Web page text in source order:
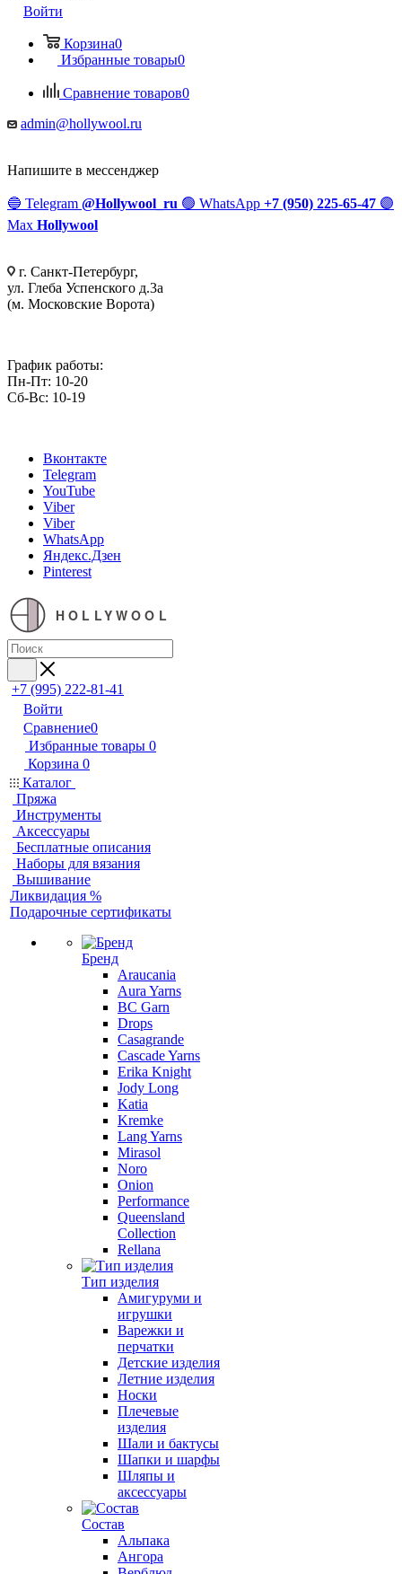
Войти
Корзина0
Избранные товары0
Сравнение товаров0
admin@hollywool.ru
Напишите в мессенджер
🔵 Telegram @Hollywool_ru 🟢 WhatsApp +7 (950) 225-65-47 🟣
Max Hollywool
г. Санкт-Петербург,
ул. Глеба Успенского д.3а
(м. Московские Ворота)
График работы:
Пн-Пт: 10-20
Сб-Вс: 10-19
Вконтакте
Telegram
YouTube
Viber
Viber
WhatsApp
Яндекс.Дзен
Pinterest
HOLLYWOOL
+7 (995) 222-81-41
Войти
Сравнение0
Избранные товары 0
Корзина 0
Каталог
Пряжа
Инструменты
Аксессуары
Бесплатные описания
Наборы для вязания
Вышивание
Ликвидация %
Подарочные сертификаты
Бренд
Araucania
Aura Yarns
BC Garn
Drops
Casagrande
Cascade Yarns
Erika Knight
Jody Long
Katia
Kremke
Lang Yarns
Mirasol
Noro
Onion
Performance
Queensland
Collection
Rellana
Тип изделия
Амигуруми и
игрушки
Варежки и
перчатки
Детские изделия
Летние изделия
Носки
Плечевые
изделия
Шали и бактусы
Шапки и шарфы
Шляпы и
аксессуары
Состав
Альпака
Ангора